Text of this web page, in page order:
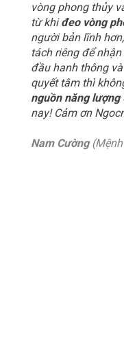
vòng phong thủy
từ khiđeo vòng
người bản lĩnh
tách riêng để
đầu hanh thông
quyết tâm thì
nguồn năng lượng
nay! Cảm ơn
Nam Cường